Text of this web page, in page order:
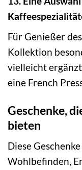
Für Genießer
Kollektion
vielleicht
eine French
Geschenke,
bieten
Diese
Wohlbefinden,